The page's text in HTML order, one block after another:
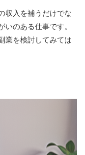
収入を補うだけでな
いのある仕事です。
業を検討してみては